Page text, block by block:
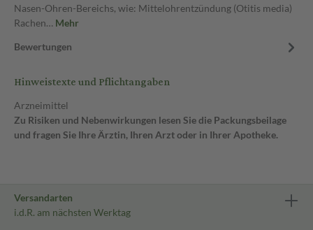
Nasen-Ohren-Bereichs, wie: Mittelohrentzündung (Otitis media)
Rachen… Mehr
Bewertungen
Hinweistexte und Pflichtangaben
Arzneimittel
Zu Risiken und Nebenwirkungen lesen Sie die Packungsbeilage
und fragen Sie Ihre Ärztin, Ihren Arzt oder in Ihrer Apotheke.
Versandarten
i.d.R. am nächsten Werktag